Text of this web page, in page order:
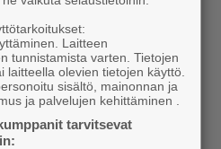
tehdä myös
Laitteen
tunnistamista varten. Tietojen
laitteella olevien tietojen käyttö.
sisältö, mainonnan ja
ja palvelujen kehittäminen .
tarvitsevat